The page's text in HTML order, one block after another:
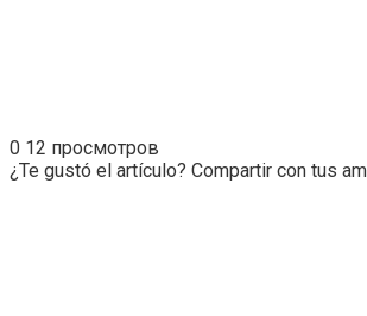
0 12 просмотров
¿Te gustó el artículo? Compartir con tus